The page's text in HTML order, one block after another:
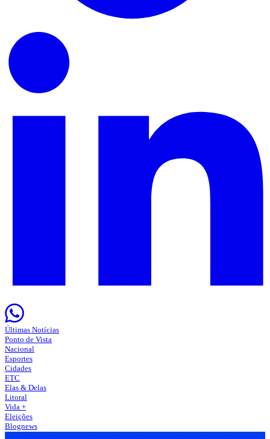
Últimas Notícias
Ponto de Vista
Nacional
Esportes
Cidades
ETC
Elas & Delas
Litoral
Vida +
Eleições
Blognews